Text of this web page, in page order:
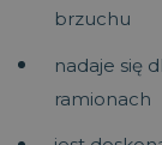
brzuchu
nadaje się
ramionach